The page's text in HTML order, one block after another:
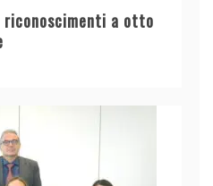
riconoscimenti a otto